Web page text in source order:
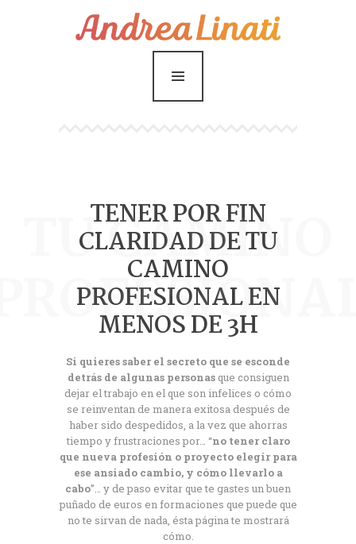
¿Cómo funciona?
Servicios
Coaching Gratis
Blog
TENER POR FIN
CLARIDAD DE TU
CAMINO
PROFESIONAL EN
MENOS DE 3H
TU CAMINO
Si quieres saber el secreto que se esconde
detrás de algunas personasque consiguen
dejar el trabajo en el que son infelices o cómo
se reinventan de manera exitosa después de
haber sido despedidos, a la vez que ahorras
tiempo y frustraciones por… “no tener claro
que nueva profesión o proyecto elegir para
ese ansiado cambio, y cómo llevarlo a
cabo”… y de paso evitar que te gastes un buen
puñado de euros en formaciones que puede que
no te sirvan de nada, ésta página te mostrará
cómo.